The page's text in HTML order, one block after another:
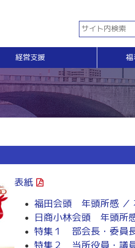
経営支援
事業承継・Ｍ＆Ａ
事業承継支援（無料相談窓口）
事業承継簡易診断
事業計画・創業融資相談（無料窓口相談）
スキルアップ
能力開発・人材育成セミナー
商工会議所ライブラリー
経営発達支援
令和2年4月1日～令和7年3月31日計画
共済等
生命共済制度「チュ
小規模企業共済制度
火災共済
国民年金基金
イ
イベント
検定
各種
貿易関係証
電子証明書
【受付終了
表紙
福田会頭 年頭所感 ／
日商小林会頭 年頭所
特集１ 部会長・委員
特集２ 当所役員・議